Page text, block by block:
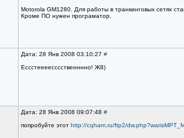
Motorola GM1280. Для работы в транкинговых сетях
Кроме ПО нужен програматор.
Дата: 28 Янв 2008 03:10:27 #
Ессстеееесссственннно! Ж8)
Дата: 28 Янв 2008 09:07:48 #
попробуйте этот http://cqham.ru/ftp2/